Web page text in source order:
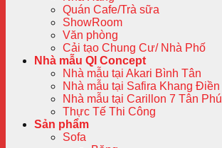
Quán Cafe/Trà sữa
ShowRoom
Văn phòng
Cải tạo Chung Cư/ Nhà Phố
Nhà mẫu QI Concept
Nhà mẫu tại Akari Bình Tân
Nhà mẫu tại Safira Khang Điền
Nhà mẫu tại Carillon 7 Tân Phú
Thực Tế Thi Công
Sản phẩm
Sofa